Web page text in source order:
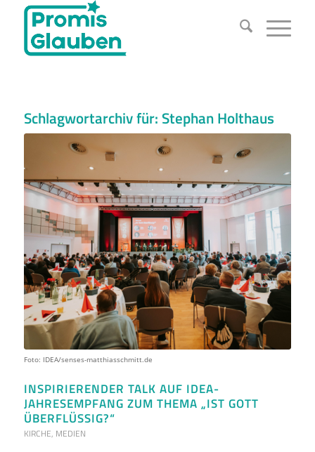
Schlagwortarchiv für:Stephan Holthaus
Foto: IDEA/senses-matthiasschmitt.de
INSPIRIERENDER TALK AUF IDEA-
JAHRESEMPFANG ZUM THEMA „IST GOTT
ÜBERFLÜSSIG?“
KIRCHE, MEDIEN